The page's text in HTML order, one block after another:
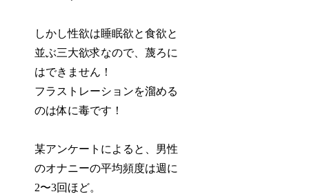
しかし性欲は睡眠欲と食欲と
並ぶ三大欲求なので、蔑ろに
はできません！
フラストレーションを溜める
のは体に毒です！
某アンケートによると、男性
のオナニーの平均頻度は週に
2〜3回ほど。